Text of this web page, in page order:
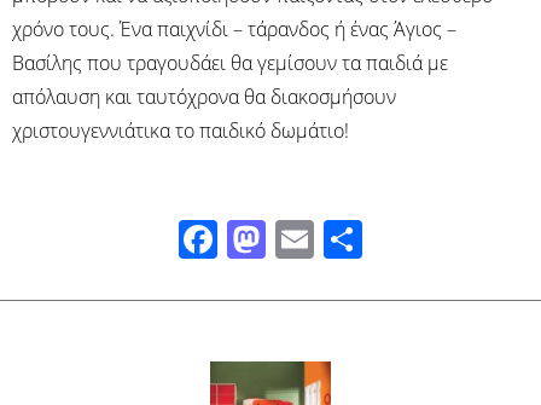
χρόνο τους. Ένα παιχνίδι – τάρανδος ή ένας Άγιος –
Βασίλης που τραγουδάει θα γεμίσουν τα παιδιά με
απόλαυση και ταυτόχρονα θα διακοσμήσουν
χριστουγεννιάτικα το παιδικό δωμάτιο!
Facebook
Mastodon
Email